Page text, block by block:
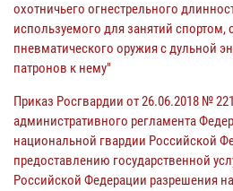
охотничьего огнестрельного
используемого для занятий спортом,
пневматического оружия с дульной
патронов к нему"
Приказ Росгвардии от 26.06.2018 №
административного регламента
национальной гвардии Российской
предоставлению государственной
Российской Федерации разрешения